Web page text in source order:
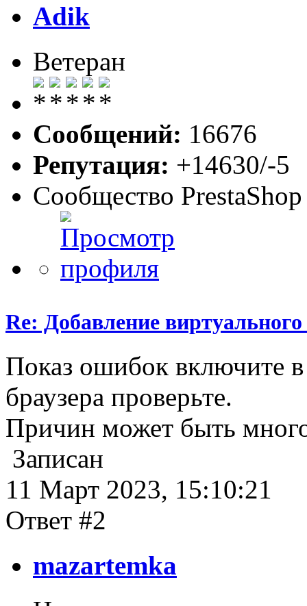
Adik
Ветеран
Сообщений: 16676
Репутация: +14630/-5
Сообщество PrestaShop
Re: Добавление
Показ ошибок включите в
браузера проверьте.
Причин может быть
Записан
11 Март 2023, 15:10:21
Ответ #2
mazartemka